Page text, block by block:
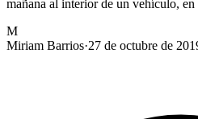
mañana al interior de un vehículo, en
M
Miriam Barrios·27 de octubre de